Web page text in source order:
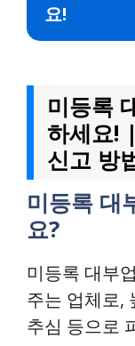
요!
미등록
하세요!
신고 방
미등록 대
요?
미등록 대부
주는 업체로,
추심 등으로